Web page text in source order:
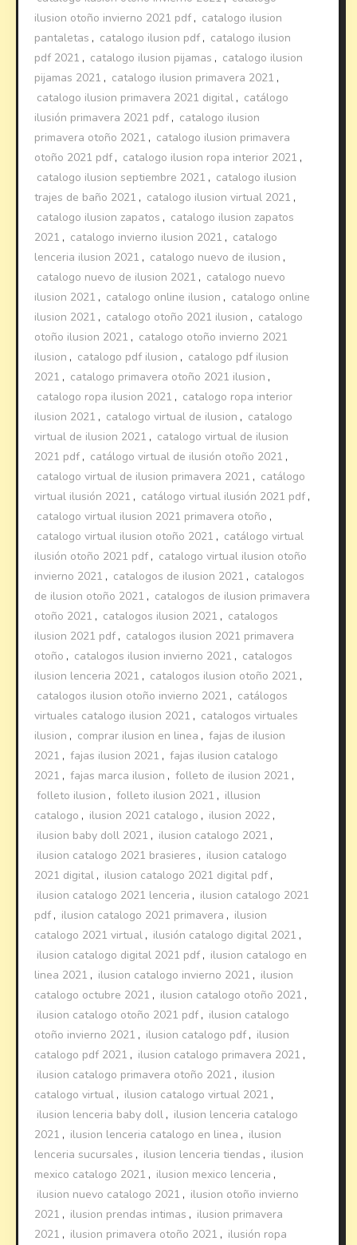
ilusion otoño invierno 2021 pdf , catalogo ilusion
pantaletas , catalogo ilusion pdf , catalogo ilusion
pdf 2021 , catalogo ilusion pijamas , catalogo ilusion
pijamas 2021 , catalogo ilusion primavera 2021 ,
catalogo ilusion primavera 2021 digital , catálogo
ilusión primavera 2021 pdf , catalogo ilusion
primavera otoño 2021 , catalogo ilusion primavera
otoño 2021 pdf , catalogo ilusion ropa interior 2021 ,
catalogo ilusion septiembre 2021 , catalogo ilusion
trajes de baño 2021 , catalogo ilusion virtual 2021 ,
catalogo ilusion zapatos , catalogo ilusion zapatos
2021 , catalogo invierno ilusion 2021 , catalogo
lenceria ilusion 2021 , catalogo nuevo de ilusion ,
catalogo nuevo de ilusion 2021 , catalogo nuevo
ilusion 2021 , catalogo online ilusion , catalogo online
ilusion 2021 , catalogo otoño 2021 ilusion , catalogo
otoño ilusion 2021 , catalogo otoño invierno 2021
ilusion , catalogo pdf ilusion , catalogo pdf ilusion
2021 , catalogo primavera otoño 2021 ilusion ,
catalogo ropa ilusion 2021 , catalogo ropa interior
ilusion 2021 , catalogo virtual de ilusion , catalogo
virtual de ilusion 2021 , catalogo virtual de ilusion
2021 pdf , catálogo virtual de ilusión otoño 2021 ,
catalogo virtual de ilusion primavera 2021 , catálogo
virtual ilusión 2021 , catálogo virtual ilusión 2021 pdf ,
catalogo virtual ilusion 2021 primavera otoño ,
catalogo virtual ilusion otoño 2021 , catálogo virtual
ilusión otoño 2021 pdf , catalogo virtual ilusion otoño
invierno 2021 , catalogos de ilusion 2021 , catalogos
de ilusion otoño 2021 , catalogos de ilusion primavera
otoño 2021 , catalogos ilusion 2021 , catalogos
ilusion 2021 pdf , catalogos ilusion 2021 primavera
otoño , catalogos ilusion invierno 2021 , catalogos
ilusion lenceria 2021 , catalogos ilusion otoño 2021 ,
catalogos ilusion otoño invierno 2021 , catálogos
virtuales catalogo ilusion 2021 , catalogos virtuales
ilusion , comprar ilusion en linea , fajas de ilusion
2021 , fajas ilusion 2021 , fajas ilusion catalogo
2021 , fajas marca ilusion , folleto de ilusion 2021 ,
folleto ilusion , folleto ilusion 2021 , illusion
catalogo , ilusion 2021 catalogo , ilusion 2022 ,
ilusion baby doll 2021 , ilusion catalogo 2021 ,
ilusion catalogo 2021 brasieres , ilusion catalogo
2021 digital , ilusion catalogo 2021 digital pdf ,
ilusion catalogo 2021 lenceria , ilusion catalogo 2021
pdf , ilusion catalogo 2021 primavera , ilusion
catalogo 2021 virtual , ilusión catalogo digital 2021 ,
ilusion catalogo digital 2021 pdf , ilusion catalogo en
linea 2021 , ilusion catalogo invierno 2021 , ilusion
catalogo octubre 2021 , ilusion catalogo otoño 2021 ,
ilusion catalogo otoño 2021 pdf , ilusion catalogo
otoño invierno 2021 , ilusion catalogo pdf , ilusion
catalogo pdf 2021 , ilusion catalogo primavera 2021 ,
ilusion catalogo primavera otoño 2021 , ilusion
catalogo virtual , ilusion catalogo virtual 2021 ,
ilusion lenceria baby doll , ilusion lenceria catalogo
2021 , ilusion lenceria catalogo en linea , ilusion
lenceria sucursales , ilusion lenceria tiendas , ilusion
mexico catalogo 2021 , ilusion mexico lenceria ,
ilusion nuevo catalogo 2021 , ilusion otoño invierno
2021 , ilusion prendas intimas , ilusion primavera
2021 , ilusion primavera otoño 2021 , ilusión ropa